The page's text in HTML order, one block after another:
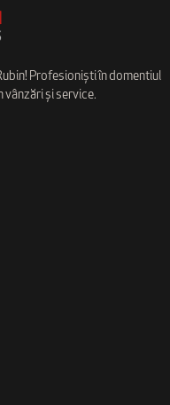
Profesioniști în domentiul
vânzări și service.